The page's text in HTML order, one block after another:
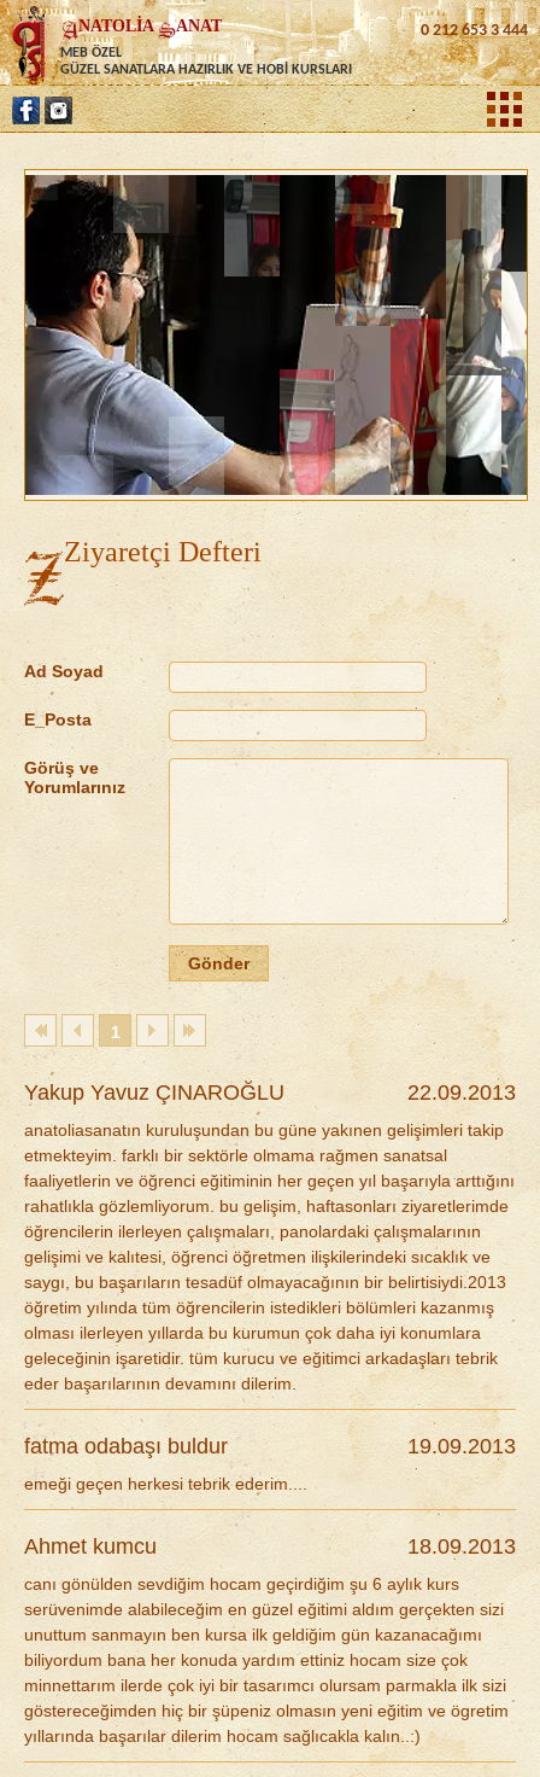
NATOLİA ANAT
MEB ÖZEL
GÜZEL SANATLARA HAZIRLIK VE HOBİ KURSLARI
0 212 653 3 444
Ziyaretçi Defteri
Ad Soyad
E_Posta
Görüş ve
Yorumlarınız
1
Yakup Yavuz ÇINAROĞLU 22.09.2013
anatoliasanatın kuruluşundan bu güne yakınen gelişimleri takip
etmekteyim. farklı bir sektörle olmama rağmen sanatsal
faaliyetlerin ve öğrenci eğitiminin her geçen yıl başarıyla arttığını
rahatlıkla gözlemliyorum. bu gelişim, haftasonları ziyaretlerimde
öğrencilerin ilerleyen çalışmaları, panolardaki çalışmalarının
gelişimi ve kalıtesi, öğrenci öğretmen ilişkilerindeki sıcaklık ve
saygı, bu başarıların tesadüf olmayacağının bir belirtisiydi.2013
öğretim yılında tüm öğrencilerin istedikleri bölümleri kazanmış
olması ilerleyen yıllarda bu kurumun çok daha iyi konumlara
geleceğinin işaretidir. tüm kurucu ve eğitimci arkadaşları tebrik
eder başarılarının devamını dilerim.
fatma odabaşı buldur 19.09.2013
emeği geçen herkesi tebrik ederim....
Ahmet kumcu 18.09.2013
canı gönülden sevdiğim hocam geçirdiğim şu 6 aylık kurs
serüvenimde alabileceğim en güzel eğitimi aldım gerçekten sizi
unuttum sanmayın ben kursa ilk geldiğim gün kazanacağımı
biliyordum bana her konuda yardım ettiniz hocam size çok
minnettarım ilerde çok iyi bir tasarımcı olursam parmakla ilk sizi
göstereceğimden hiç bir şüpeniz olmasın yeni eğitim ve ögretim
yıllarında başarılar dilerim hocam sağlıcakla kalın..:)